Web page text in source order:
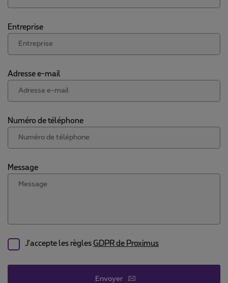
Entreprise
Adresse e-mail
Numéro de téléphone
Message
J'accepte les règles GDPR de Proximus
Envoyer